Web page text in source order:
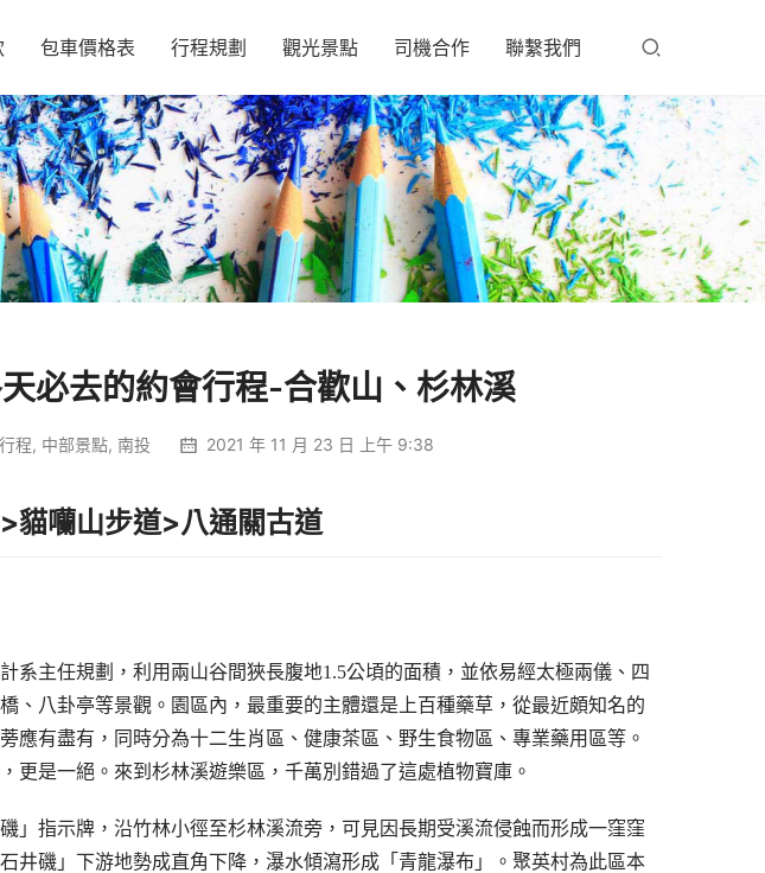
包車價格表 行程規劃 觀光景點 司機合作 聯繫我們
必去的約會行程-合歡山、杉林溪
程, 中部景點, 南投 2021 年 11 月 23 日 上午 9:38
>貓囒山步道>八通關古道
系主任規劃，利用兩山谷間狹長腹地1.5公頃的面積，並依易經太極兩儀、四
、八卦亭等景觀。園區內，最重要的主體還是上百種藥草，從最近頗知名的
應有盡有，同時分為十二生肖區、健康茶區、野生食物區、專業藥用區等。
更是一絕。來到杉林溪遊樂區，千萬別錯過了這處植物寶庫。
」指示牌，沿竹林小徑至杉林溪流旁，可見因長期受溪流侵蝕而形成一窪窪
井磯」下游地勢成直角下降，瀑水傾瀉形成「青龍瀑布」。聚英村為此區本